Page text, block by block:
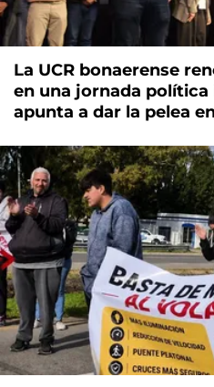
La UCR bonaerense
en una jornada política
apunta a dar la pelea